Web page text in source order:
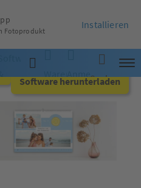
Software
App
WarenkorbAnmelden
Suche
Software herunterladen
Fotoprodukt
Installieren